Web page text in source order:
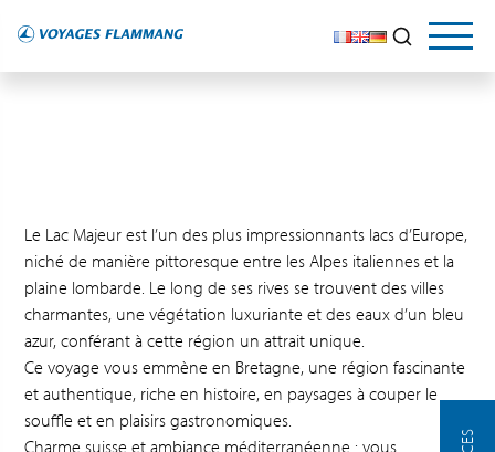
Le Lac Majeur est l’un des plus impressionnants lacs d’Europe,
niché de manière pittoresque entre les Alpes italiennes et la
plaine lombarde. Le long de ses rives se trouvent des villes
charmantes, une végétation luxuriante et des eaux d’un bleu
azur, conférant à cette région un attrait unique.
Ce voyage vous emmène en Bretagne, une région fascinante
et authentique, riche en histoire, en paysages à couper le
souffle et en plaisirs gastronomiques.
Charme suisse et ambiance méditerranéenne : vous